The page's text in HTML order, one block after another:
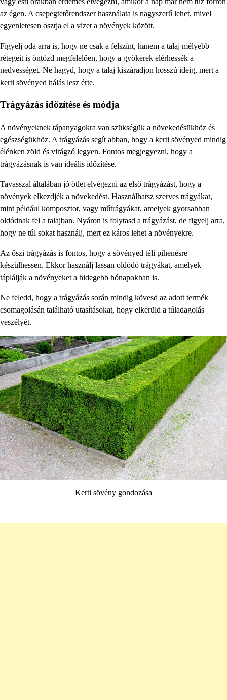
az égen. A csepegtetőrendszer használata is nagyszerű lehet, mivel
egyenletesen osztja el a vizet a növények között.
Figyelj oda arra is, hogy ne csak a felszínt, hanem a talaj mélyebb
rétegeit is öntözd megfelelően, hogy a gyökerek elérhessék a
nedvességet. Ne hagyd, hogy a talaj kiszáradjon hosszú ideig, mert a
kerti sövényed hálás lesz érte.
Trágyázás időzítése és módja
A növényeknek tápanyagokra van szükségük a növekedésükhöz és
egészségükhöz. A trágyázás segít abban, hogy a kerti sövényed mindig
élénken zöld és virágzó legyen. Fontos megjegyezni, hogy a
trágyázásnak is van ideális időzítése.
Tavasszal általában jó ötlet elvégezni az első trágyázást, hogy a
növények elkezdjék a növekedést. Használhatsz szerves trágyákat,
mint például komposztot, vagy műtrágyákat, amelyek gyorsabban
oldódnak fel a talajban. Nyáron is folytasd a trágyázást, de figyelj arra,
hogy ne túl sokat használj, mert ez káros lehet a növényekre.
Az őszi trágyázás is fontos, hogy a sövényed téli pihenésre
készülhessen. Ekkor használj lassan oldódó trágyákat, amelyek
táplálják a növényeket a hidegebb hónapokban is.
Ne feledd, hogy a trágyázás során mindig kövesd az adott termék
csomagolásán található utasításokat, hogy elkerüld a túladagolás
veszélyét.
Kerti sövény gondozása